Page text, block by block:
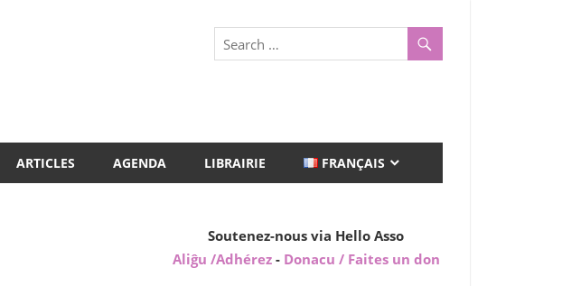
ARTICLES AGENDA LIBRAIRIE FRANÇAIS
Soutenez-nous via Hello Asso
Aliĝu /Adhérez - Donacu / Faites un don